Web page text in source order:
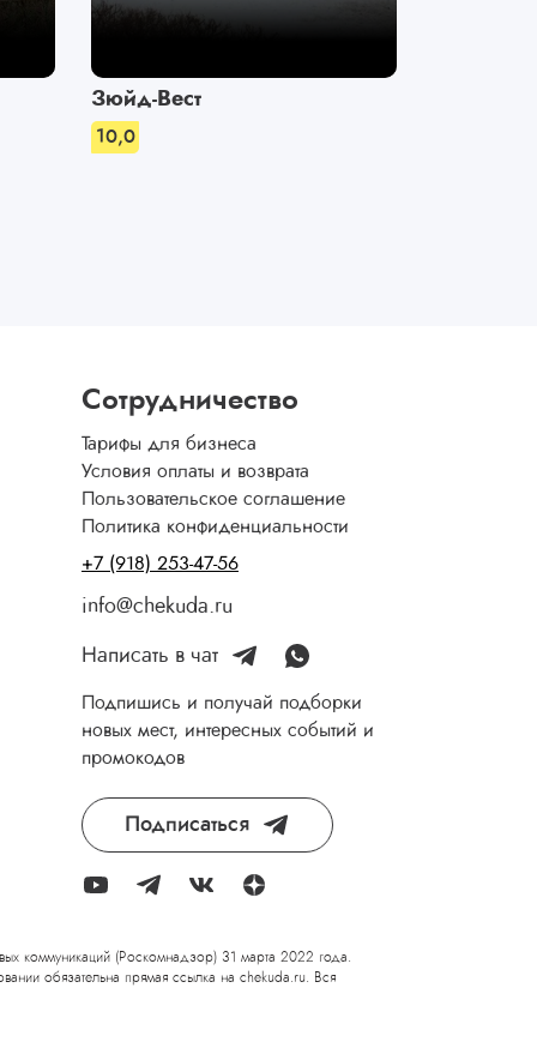
Зюйд-Вест
10,0
Сотрудничество
Тарифы для бизнеса
Условия оплаты и возврата
Пользовательское соглашение
Политика конфиденциальности
+7 (918) 253-47-56
info@chekuda.ru
Написать в чат
Подпишись и получай подборки
новых мест, интересных событий и
промокодов
Подписаться
коммуникаций (Роскомнадзор) 31 марта 2022 года.
обязательна прямая ссылка на chekuda.ru. Вся